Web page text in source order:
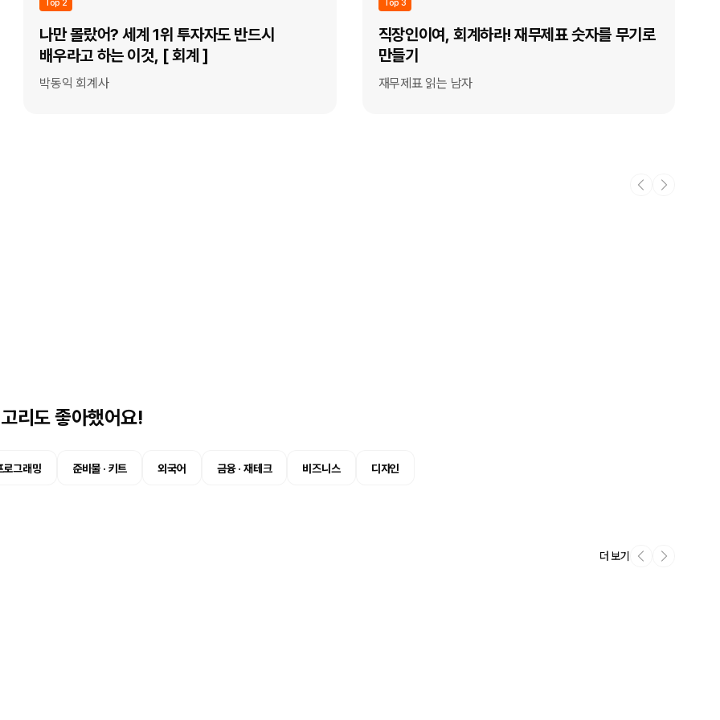
Top 2
나만 몰랐어? 세계 1위 투자자도 반드시
배우라고 하는 이것, [ 회계 ]
박동익 회계사
Top 3
직장인이여, 회계하라! 재무제표 숫자를 무기로
만들기
재무제표 읽는 남자
리도 좋아했어요!
로그래밍 준비물 · 키트 외국어 금융 · 재테크 비즈니스 디자인
더 보기